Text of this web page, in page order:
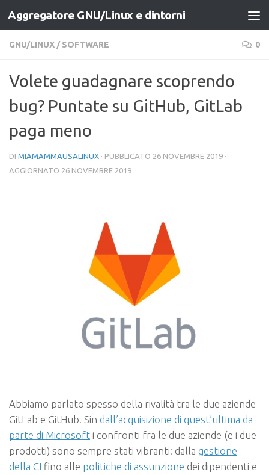
Salta al contenuto
Aggregatore GNU/Linux e dintorni
GNU/LINUX / SOFTWARE 0
Volete guadagnare scoprendo
bug? Puntate su GitHub, GitLab
paga meno
DI MIAMAMMAUSALINUX · PUBBLICATO 26 NOVEMBRE 2019 ·
AGGIORNATO 26 NOVEMBRE 2019
Abbiamo parlato spesso della rivalità tra le due aziende
GitLab e GitHub. Sin dall’acquisizione di quest’ultima da
parte di Microsoft i confronti fra le due aziende (e i due
prodotti) sono sempre stati vibranti: dalla gestione
della CI fino alle politiche di assunzione dei dipendenti e